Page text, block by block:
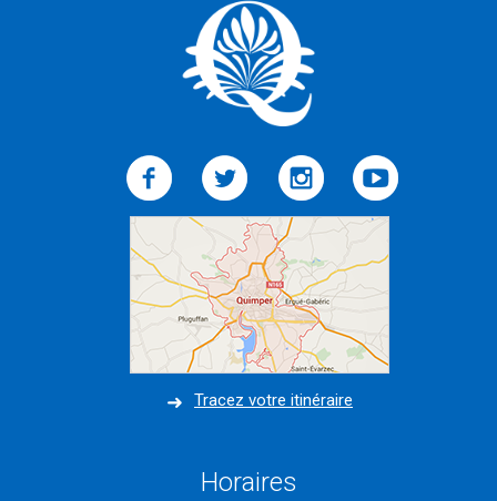
Tracez votre itinéraire
Horaires